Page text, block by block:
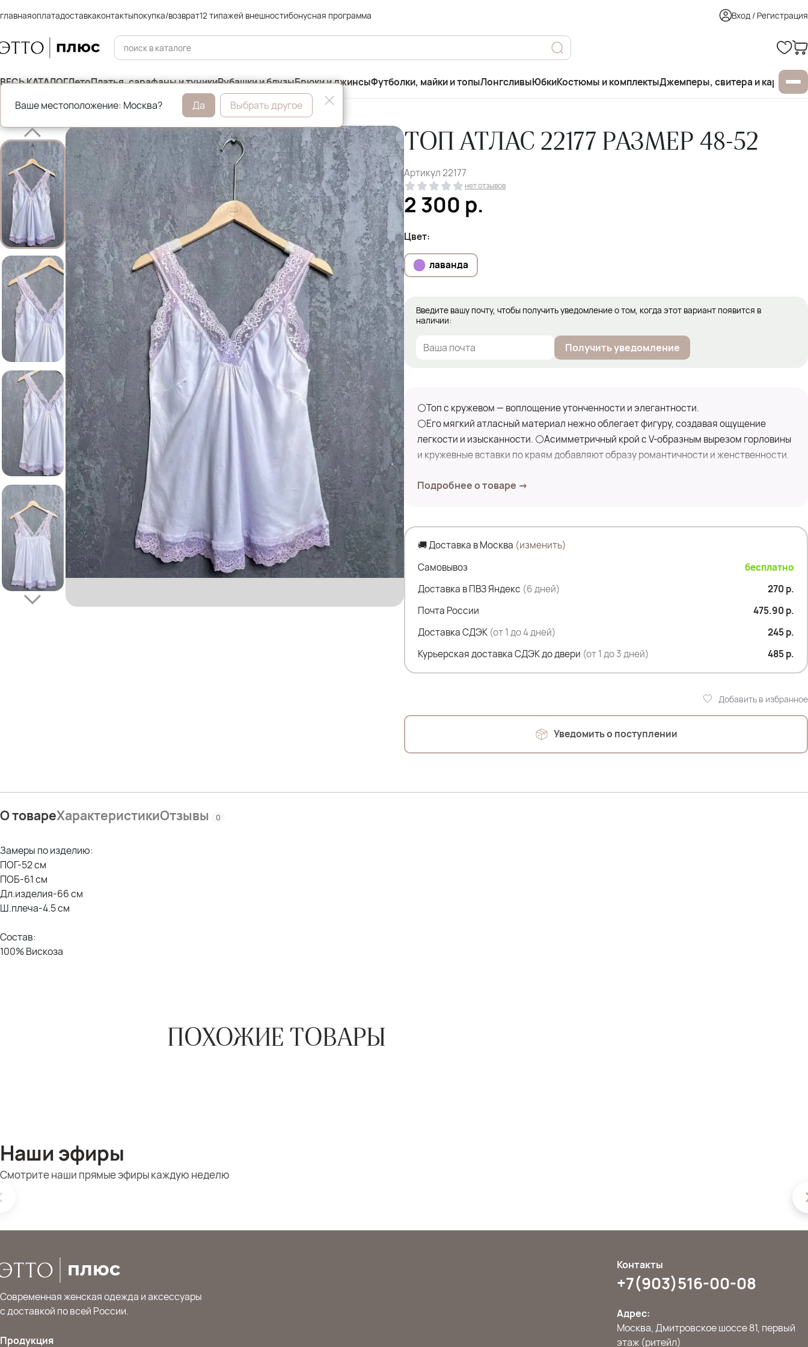
главнаяоплатадоставкаконтактыпокупка/возврат12 типажей внешностибонусная программа Вход / Регистрация
ВЕСЬ КАТАЛОГЛетоПлатья, сарафаны и туникиРубашки и блузыБрюки и джинсыФутболки, майки и топыЛонгсливыЮбкиКостюмы и комплектыДжемперы, свитера и
Главная Футболки, майки и топы
ТОП АТЛАС 22177 РАЗМЕР 48-52
Артикул22177
нет отзывов
2 300 р.
Цвет:
лаванда
Введите вашу почту, чтобы получить уведомление о том, когда этот вариант появится в
наличии:
Получить уведомление
⚪Топ с кружевом — воплощение утонченности и элегантности.
⚪Его мягкий атласный материал нежно облегает фигуру, создавая ощущение
легкости и изысканности. ⚪Асимметричный крой с V-образным вырезом горловины
и кружевные вставки по краям добавляют образу романтичности и женственности.
Замеры по изделию:
Ш.плеча-4.5 см
100% Вискоза
Подробнее о товаре →
🚚 Доставка в Москва (изменить)
Самовывоз
бесплатно
Доставка в ПВЗ Яндекс (6 дней)
270 р.
Почта России
475.90 р.
Доставка СДЭК (от 1 до 4 дней)
245 р.
Курьерская доставка СДЭК до двери (от 1 до 3 дней) 485 р.
Добавить в избранное
Уведомить о поступлении
О товареХарактеристикиОтзывы 0
Замеры по изделию:
ПОГ-52 см
ПОБ-61 см
Дл.изделия-66 см
Ш.плеча-4.5 см
Состав:
100% Вискоза
ПОХОЖИЕ ТОВАРЫ
Наши эфиры
Смотрите наши прямые эфиры каждую неделю
Современная женская одежда и аксессуары
с доставкой по всей России.
Продукция
Контакты
+7(903)516-00-08
Адрес:
Москва, Дмитровское шоссе 81, первый
этаж (ритейл)
Ваше местоположение: Москва? Да Выбрать другое